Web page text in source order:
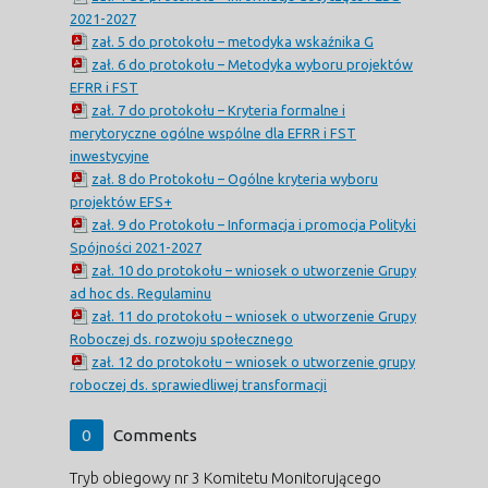
2021-2027
zał. 5 do protokołu – metodyka wskaźnika G
zał. 6 do protokołu – Metodyka wyboru projektów
EFRR i FST
zał. 7 do protokołu – Kryteria formalne i
merytoryczne ogólne wspólne dla EFRR i FST
inwestycyjne
zał. 8 do Protokołu – Ogólne kryteria wyboru
projektów EFS+
zał. 9 do Protokołu – Informacja i promocja Polityki
Spójności 2021-2027
zał. 10 do protokołu – wniosek o utworzenie Grupy
ad hoc ds. Regulaminu
zał. 11 do protokołu – wniosek o utworzenie Grupy
Roboczej ds. rozwoju społecznego
zał. 12 do protokołu – wniosek o utworzenie grupy
roboczej ds. sprawiedliwej transformacji
0 Comments
Tryb obiegowy nr 3 Komitetu Monitorującego